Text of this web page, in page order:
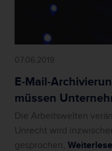
07.06.2019
E-Mail-
müssen
Die Arbeitswelten
Unrecht wird
gesprochen,